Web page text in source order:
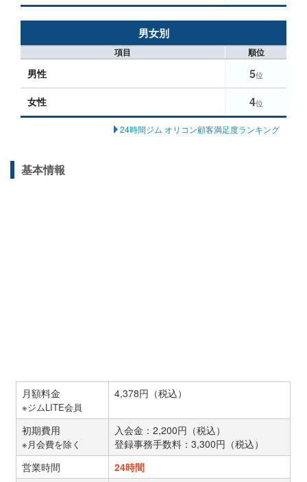
男女別
項目 順位
男性 5位
女性 4位
24時間ジム オリコン顧客満足度ランキング
基本情報
月額料金
※ジムLITE会員
4,378円（税込）
初期費用
※月会費を除く
入会金：2,200円（税込）
登録事務手数料：3,300円（税込）
営業時間
24時間